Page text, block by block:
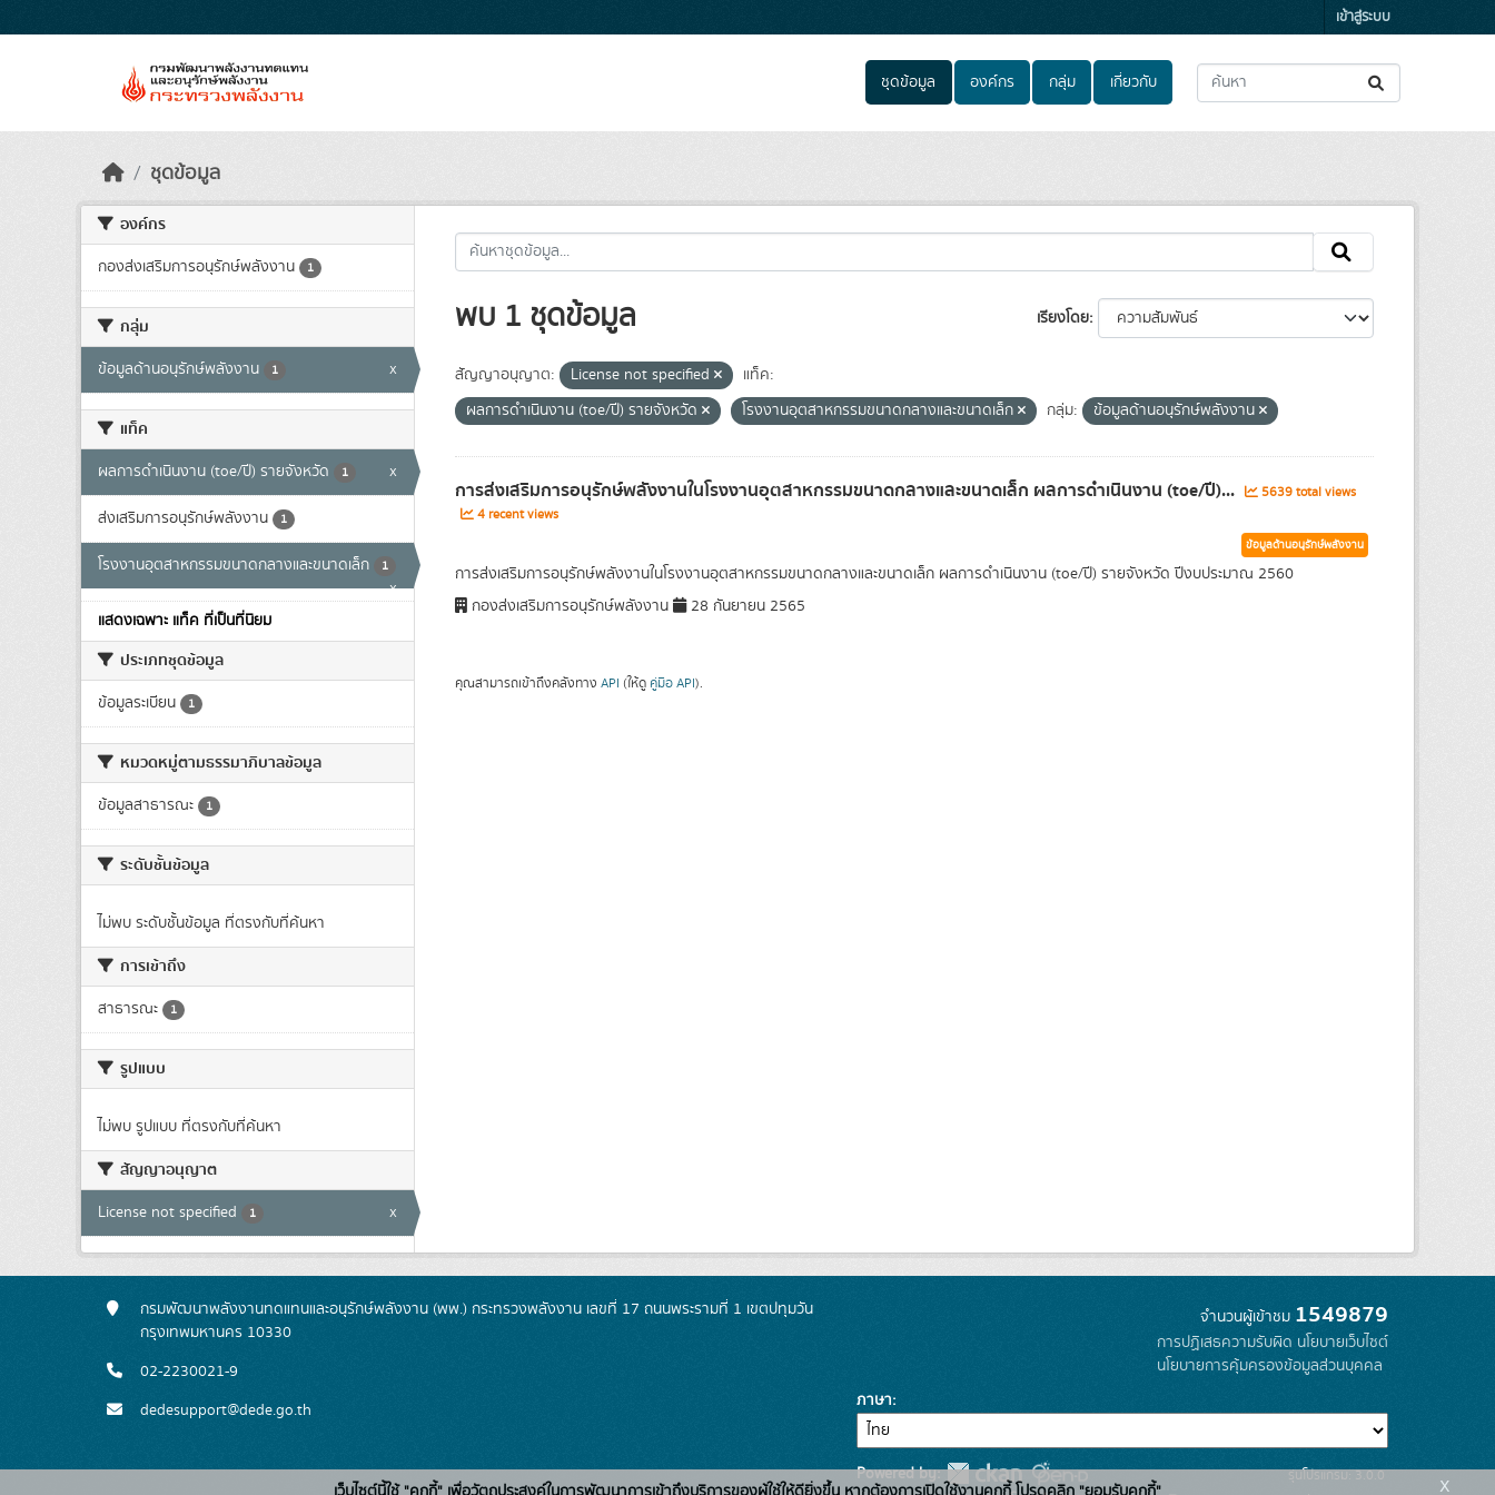
เข้าสู่ระบบ
ชุดข้อมูล องค์กร กลุ่ม เกี่ยวกับ
ชุดข้อมูล
องค์กร
กองส่งเสริมการอนุรักษ์พลังงาน 1
กลุ่ม
ข้อมูลด้านอนุรักษ์พลังงาน 1 x
แท็ค
ผลการดำเนินงาน (toe/ปี) รายจังหวัด 1 x
ส่งเสริมการอนุรักษ์พลังงาน 1
โรงงานอุตสาหกรรมขนาดกลางและขนาดเล็ก 1
x
แสดงเฉพาะ แท็ค ที่เป็นที่นิยม
ประเภทชุดข้อมูล
ข้อมูลระเบียน 1
หมวดหมู่ตามธรรมาภิบาลข้อมูล
ข้อมูลสาธารณะ 1
ระดับชั้นข้อมูล
ไม่พบ ระดับชั้นข้อมูล ที่ตรงกับที่ค้นหา
การเข้าถึง
สาธารณะ 1
รูปแบบ
ไม่พบ รูปแบบ ที่ตรงกับที่ค้นหา
สัญญาอนุญาต
License not specified 1 x
เรียงโดย
พบ 1 ชุดข้อมูล
สัญญาอนุญาต: License not specified
แท็ค:
ผลการดำเนินงาน (toe/ปี) รายจังหวัด
โรงงานอุตสาหกรรมขนาดกลางและขนาดเล็ก กลุ่ม: ข้อมูลด้านอนุรักษ์พลังงาน
การส่งเสริมการอนุรักษ์พลังงานในโรงงานอุตสาหกรรมขนาดกลางและขนาดเล็ก ผลการดำเนินงาน (toe/ปี)...
5639 total views
4 recent views
ข้อมูลด้านอนุรักษ์พลังงาน
การส่งเสริมการอนุรักษ์พลังงานในโรงงานอุตสาหกรรมขนาดกลางและขนาดเล็ก ผลการดำเนินงาน (toe/ปี) รายจังหวัด ปีงบประมาณ 2560
กองส่งเสริมการอนุรักษ์พลังงาน
28 กันยายน 2565
คุณสามารถเข้าถึงคลังทาง API (ให้ดู คู่มือ API).
กรมพัฒนาพลังงานทดแทนและอนุรักษ์พลังงาน (พพ.) กระทรวงพลังงาน เลขที่ 17 ถนนพระรามที่ 1 เขตปทุมวัน
กรุงเทพมหานคร 10330
02-2230021-9
dedesupport@dede.go.th
จำนวนผู้เข้าชม 1549879
การปฏิเสธความรับผิด นโยบายเว็บไซต์
นโยบายการคุ้มครองข้อมูลส่วนบุคคล
ภาษา
Powered by:
รุ่นโปรแกรม: 3.0.0
x